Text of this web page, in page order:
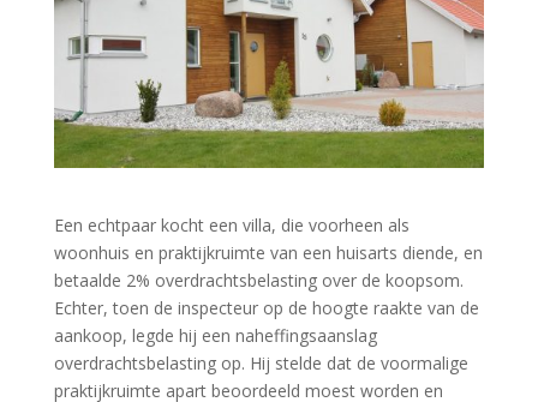
Een echtpaar kocht een villa, die voorheen als
woonhuis en praktijkruimte van een huisarts diende, en
betaalde 2% overdrachtsbelasting over de koopsom.
Echter, toen de inspecteur op de hoogte raakte van de
aankoop, legde hij een naheffingsaanslag
overdrachtsbelasting op. Hij stelde dat de voormalige
praktijkruimte apart beoordeeld moest worden en